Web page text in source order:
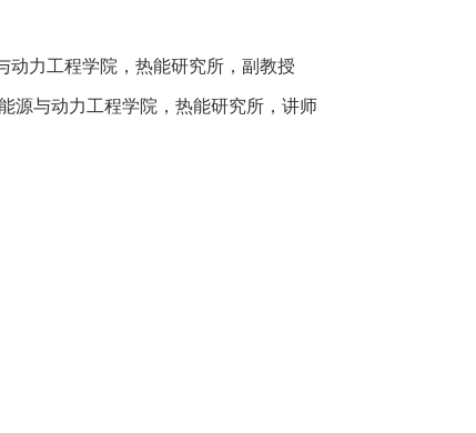
动力工程学院，热能研究所，副教授
源与动力工程学院，热能研究所，讲师